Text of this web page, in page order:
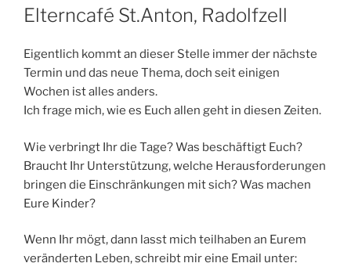
AM
Elterncafé St.Anton, Radolfzell
Eigentlich kommt an dieser Stelle immer der nächste
Termin und das neue Thema, doch seit einigen
Wochen ist alles anders.
Ich frage mich, wie es Euch allen geht in diesen Zeiten.
Wie verbringt Ihr die Tage? Was beschäftigt Euch?
Braucht Ihr Unterstützung, welche Herausforderungen
bringen die Einschränkungen mit sich? Was machen
Eure Kinder?
Wenn Ihr mögt, dann lasst mich teilhaben an Eurem
veränderten Leben, schreibt mir eine Email unter: